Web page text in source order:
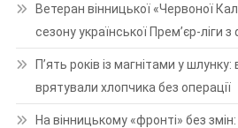
Ветеран вінницької «Червоної
сезону української Прем’єр-ліги
П’ять років із магнітами у шлунку:
врятували хлопчика без операції
На вінницькому «фронті» без